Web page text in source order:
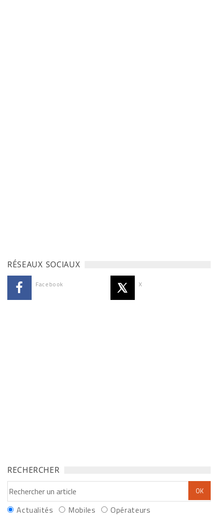
RÉSEAUX SOCIAUX
Facebook X
RECHERCHER
Actualités Mobiles Opérateurs